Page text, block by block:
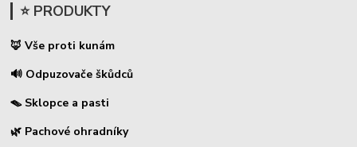
⭐ PRODUKTY
🦊 Vše proti kunám
🔊 Odpuzovače škůdců
🪤 Sklopce a pasti
🌿 Pachové ohradníky